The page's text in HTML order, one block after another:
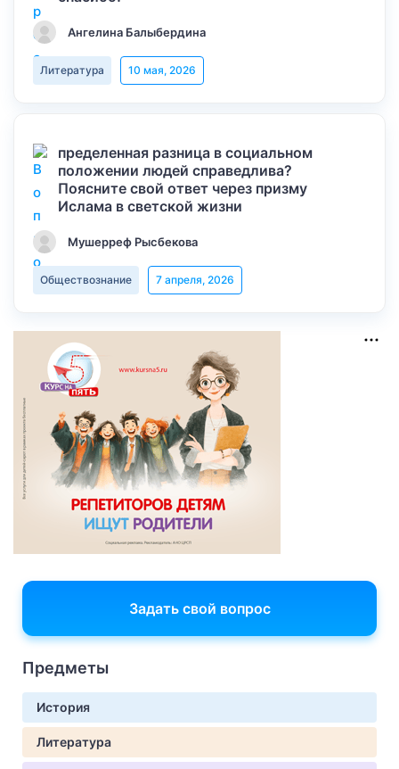
Ангелина Балыбердина
Литература 10 мая, 2026
пределенная разница в социальном
положении людей справедлива?
Поясните свой ответ через призму
Ислама в светской жизни
Мушерреф Рысбекова
Обществознание 7 апреля, 2026
Задать свой вопрос
Предметы
История
Литература